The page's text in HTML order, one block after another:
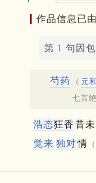
作品信息已
第 1 句因
芍药 （ 元
七言
浩态狂香 昔未
觉来 独对情